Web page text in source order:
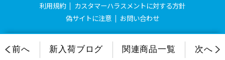
利用規約
カスタマーハラスメントに対する方針
偽サイトに注意
お問い合わせ
© Treasure Factory, All Rights Reserved.
前へ 新入荷ブログ 関連商品一覧 次へ